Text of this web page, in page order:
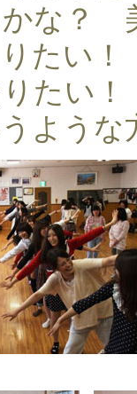
かな？
たい
りたい
ような